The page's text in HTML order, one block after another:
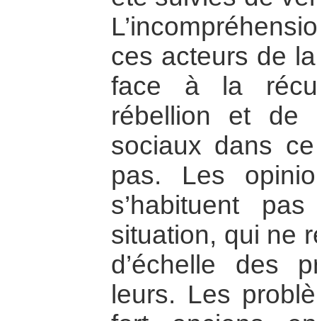
ces acteurs de
face à la
rébellion et de
sociaux dans
pas. Les
s’habituent
situation, qui ne
d’échelle des
leurs. Les